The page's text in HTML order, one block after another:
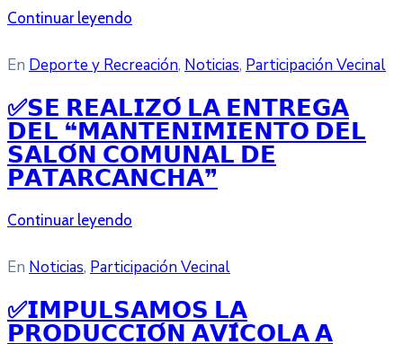
Continuar leyendo
En Deporte y Recreación‚ Noticias‚ Participación Vecinal
✅𝗦𝗘 𝗥𝗘𝗔𝗟𝗜𝗭𝗢́ 𝗟𝗔 𝗘𝗡𝗧𝗥𝗘𝗚𝗔
𝗗𝗘𝗟 ❝𝗠𝗔𝗡𝗧𝗘𝗡𝗜𝗠𝗜𝗘𝗡𝗧𝗢 𝗗𝗘𝗟
𝗦𝗔𝗟𝗢́𝗡 𝗖𝗢𝗠𝗨𝗡𝗔𝗟 𝗗𝗘
𝗣𝗔𝗧𝗔𝗥𝗖𝗔𝗡𝗖𝗛𝗔❞
Continuar leyendo
En Noticias‚ Participación Vecinal
✅𝗜𝗠𝗣𝗨𝗟𝗦𝗔𝗠𝗢𝗦 𝗟𝗔
𝗣𝗥𝗢𝗗𝗨𝗖𝗖𝗜𝗢́𝗡 𝗔𝗩𝗜́𝗖𝗢𝗟𝗔 𝗔